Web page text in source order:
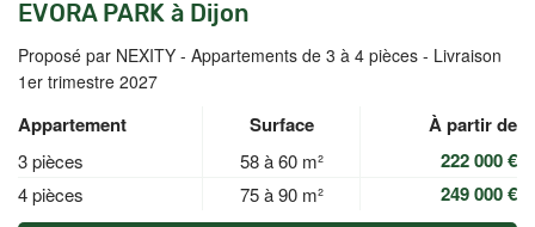
EVORA PARK à Dijon
Proposé par NEXITY - Appartements de 3 à 4 pièces - Livraison
1er trimestre 2027
Appartement Surface À partir de
3 pièces 58 à 60 m² 222 000 €
4 pièces 75 à 90 m²
249 000 €